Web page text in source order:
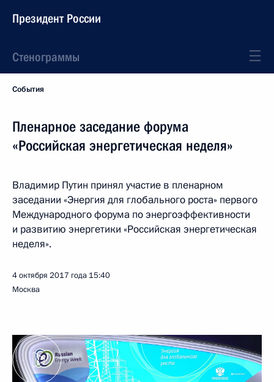
Президент России
Стенограммы
События
Пленарное заседание форума
«Российская энергетическая неделя»
Владимир Путин принял участие в пленарном
заседании «Энергия для глобального роста» первого
Международного форума по энергоэффективности
и развитию энергетики «Российская энергетическая
неделя».
4 октября 2017 года 15:40
Москва